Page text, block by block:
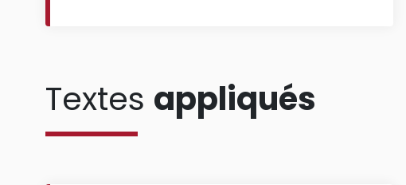
Textes appliqués